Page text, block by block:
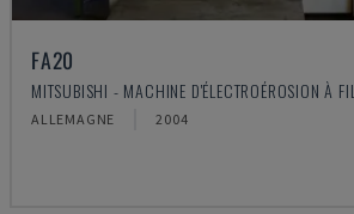
FA20
MITSUBISHI - MACHINE D'ÉLECTROÉROSION À FIL
ALLEMAGNE 2004